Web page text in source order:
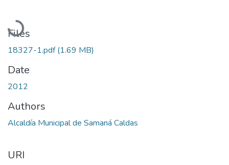
Loading...
Files
18327-1.pdf(1.69 MB)
Date
2012
Authors
Alcaldía Municipal de Samaná Caldas
URI